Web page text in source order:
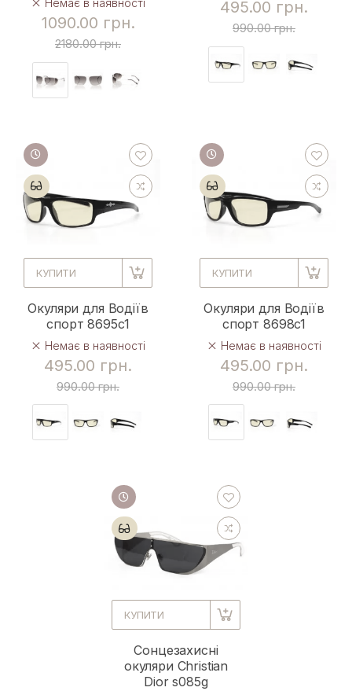
Немає в наявності
1090.00 грн.
2180.00 грн.
495.00 грн.
990.00 грн.
КУПИТИ
Окуляри для Водіїв
спорт 8695c1
Немає в наявності
495.00 грн.
990.00 грн.
КУПИТИ
Окуляри для Водіїв
спорт 8698c1
Немає в наявності
495.00 грн.
990.00 грн.
КУПИТИ
Сонцезахисні
окуляри Christian
Dior s085g